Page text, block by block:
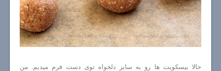
حالا بیسکویت ها رو به سایز دلخواه توی دست فرم میدیم. من